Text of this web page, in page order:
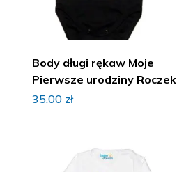
Body długi rękaw Moje
Pierwsze urodziny Roczek
35.00 zł